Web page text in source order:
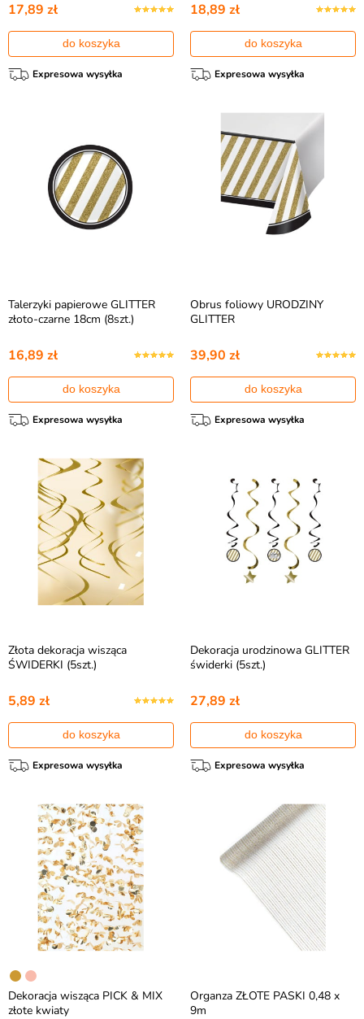
17,89 zł
do koszyka
Expresowa wysyłka
18,89 zł
do koszyka
Expresowa wysyłka
Talerzyki papierowe GLITTER
złoto-czarne 18cm (8szt.)
16,89 zł
do koszyka
Expresowa wysyłka
Obrus foliowy URODZINY
GLITTER
39,90 zł
do koszyka
Expresowa wysyłka
Złota dekoracja wisząca
ŚWIDERKI (5szt.)
5,89 zł
do koszyka
Expresowa wysyłka
Dekoracja urodzinowa GLITTER
świderki (5szt.)
27,89 zł
do koszyka
Expresowa wysyłka
Dekoracja wisząca PICK & MIX
złote kwiaty
Organza ZŁOTE PASKI 0,48 x
9m